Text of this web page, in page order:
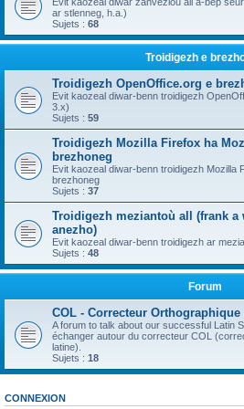
ar stlenneg, h.a.)
Sujets : 68
Troidigezh e
Troidigezh OpenOffice.org e
Evit kaozeal diwar-benn troidigezh
3.x)
Sujets : 59
Troidigezh Mozilla Firefox ha
brezhoneg
Evit kaozeal diwar-benn troidigezh Mozilla
brezhoneg
Sujets : 37
Troidigezh meziantoù all (frank
anezho)
Evit kaozeal diwar-benn troidigezh ar
Sujets : 48
Forum
COL - Correcteur
A forum to talk about our successful Latin
échanger autour du correcteur COL
latine).
Sujets : 18
CONNEXION